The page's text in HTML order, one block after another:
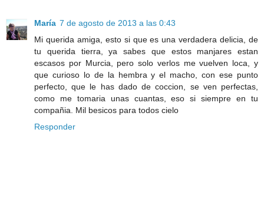
María 7 de agosto de 2013 a las 0:43
Mi querida amiga, esto si que es una verdadera delicia, de
tu querida tierra, ya sabes que estos manjares estan
escasos por Murcia, pero solo verlos me vuelven loca, y
que curioso lo de la hembra y el macho, con ese punto
perfecto, que le has dado de coccion, se ven perfectas,
como me tomaria unas cuantas, eso si siempre en tu
compañia. Mil besicos para todos cielo
Responder